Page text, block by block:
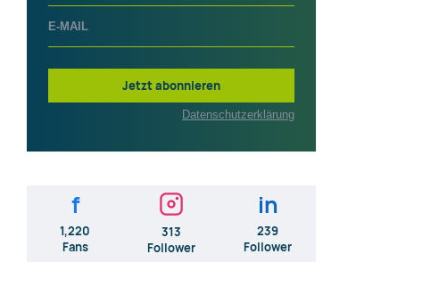
Jetzt abonnieren
Datenschutzerklärung
f
1,220
Fans
313
Follower
in
239
Follower